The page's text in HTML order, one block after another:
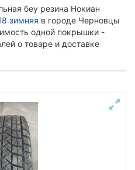
беу резина Нокиан
зимняя в городе Черновцы
одной покрышки -
о товаре и доставке